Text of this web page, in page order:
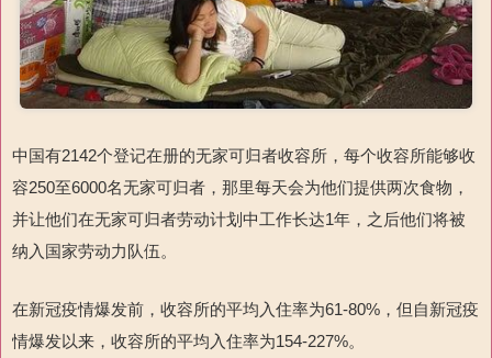
中国有2142个登记在册的无家可归者收容所，每个收容所能够收
容250至6000名无家可归者，那里每天会为他们提供两次食物，
并让他们在无家可归者劳动计划中工作长达1年，之后他们将被
纳入国家劳动力队伍。
在新冠疫情爆发前，收容所的平均入住率为61-80%，但自新冠疫
情爆发以来，收容所的平均入住率为154-227%。